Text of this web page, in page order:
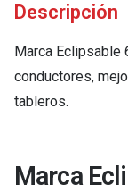
Descripción
Marca Eclipsable
conductores,
tableros.
Marca